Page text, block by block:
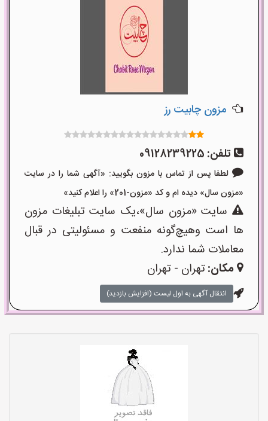
مزون چابیت رز
تلفن: 09128239225
لطفا پس از تماس با مزون بگویید: «آگهی شما را در سایت
«مزون سال» دیده ام و کد «مزون-201» را اعلام کنید»
سایت «مزون سال»،یک سایت تبلیغات مزون
ها است وهیچ‌گونه منفعت و مسئولیتی در قبال
معاملات شما ندارد.
مکان:تهران - تهران
انتقال آگهی به اول لیست (افزایش بازدید)